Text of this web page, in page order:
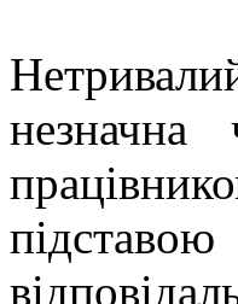
незначна